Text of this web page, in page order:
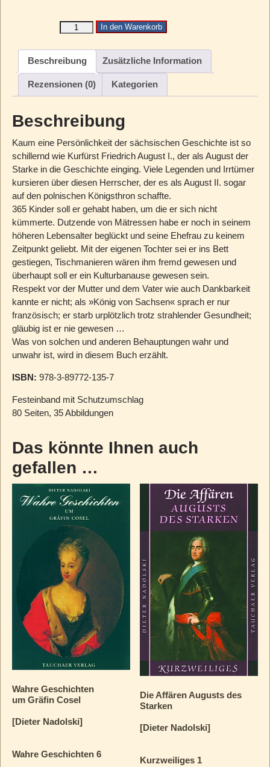
In den Warenkorb
Beschreibung Zusätzliche Information
Rezensionen (0) Kategorien
Beschreibung
Kaum eine Persönlichkeit der sächsischen Geschichte ist so
schillernd wie Kurfürst Friedrich August I., der als August der
Starke in die Geschichte einging. Viele Legenden und Irrtümer
kursieren über diesen Herrscher, der es als August II. sogar
auf den polnischen Königsthron schaffte.
365 Kinder soll er gehabt haben, um die er sich nicht
kümmerte. Dutzende von Mätressen habe er noch in seinem
höheren Lebensalter beglückt und seine Ehefrau zu keinem
Zeitpunkt geliebt. Mit der eigenen Tochter sei er ins Bett
gestiegen, Tischmanieren wären ihm fremd gewesen und
überhaupt soll er ein Kulturbanause gewesen sein.
Respekt vor der Mutter und dem Vater wie auch Dankbarkeit
kannte er nicht; als »König von Sachsen« sprach er nur
französisch; er starb urplötzlich trotz strahlender Gesundheit;
gläubig ist er nie gewesen …
Was von solchen und anderen Behauptungen wahr und
unwahr ist, wird in diesem Buch erzählt.
ISBN: 978-3-89772-135-7
Festeinband mit Schutzumschlag
80 Seiten, 35 Abbildungen
Das könnte Ihnen auch
gefallen …
Wahre Geschichten
um Gräfin Cosel
[Dieter Nadolski]
Wahre Geschichten 6
Die Affären Augusts des
Starken
[Dieter Nadolski]
Kurzweiliges 1